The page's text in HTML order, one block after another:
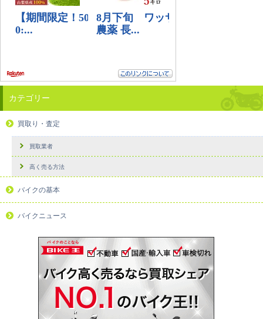
カテゴリー
買取り・査定
買取業者
高く売る方法
バイクの基本
バイクニュース